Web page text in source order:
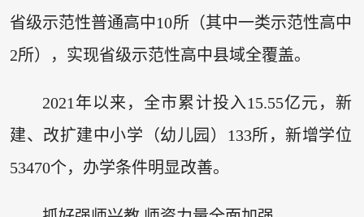
省级示范性普通高中10所（其中一类示范性高中
2所），实现省级示范性高中县域全覆盖。
2021年以来，全市累计投入15.55亿元，新
建、改扩建中小学（幼儿园）133所，新增学位
53470个，办学条件明显改善。